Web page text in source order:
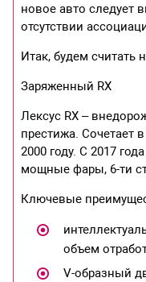
новое авто следует
отсутствии
Итак, будем
Заряженный RX
Лексус RX –
престижа. Сочетает
2000 году. С 2017
мощные фары, 6-ти
Ключевые
объем
V-образный